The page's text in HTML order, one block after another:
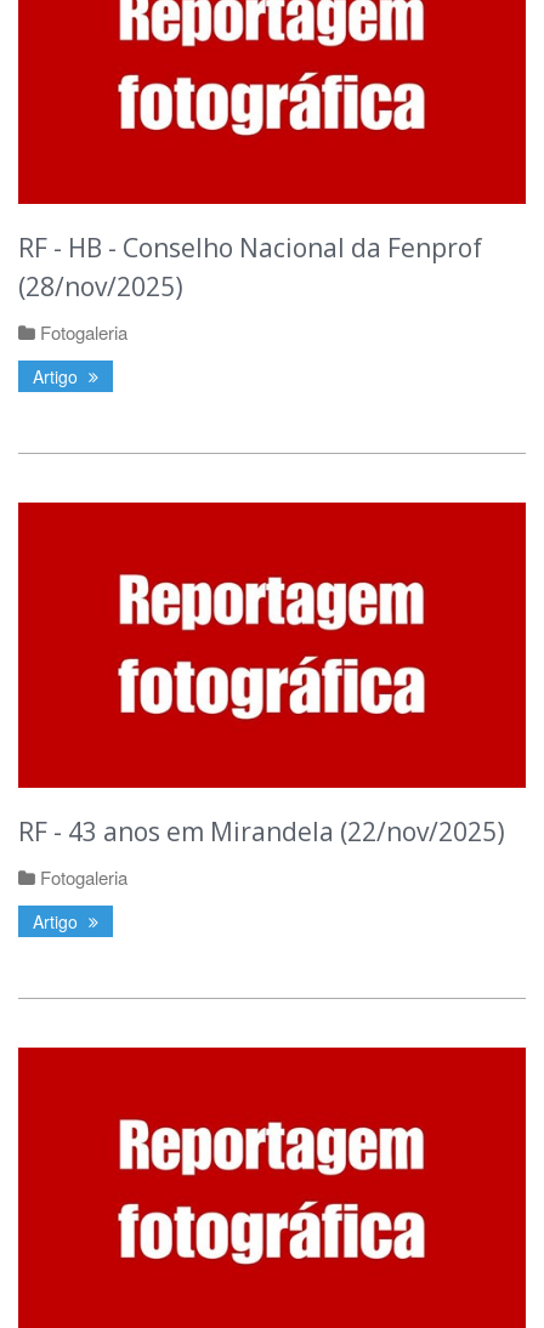
RF - HB - Conselho Nacional da Fenprof
(28/nov/2025)
Fotogaleria
Artigo
RF - 43 anos em Mirandela (22/nov/2025)
Fotogaleria
Artigo